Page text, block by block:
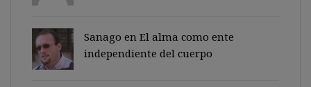
Sanago en El alma como ente
independiente del cuerpo